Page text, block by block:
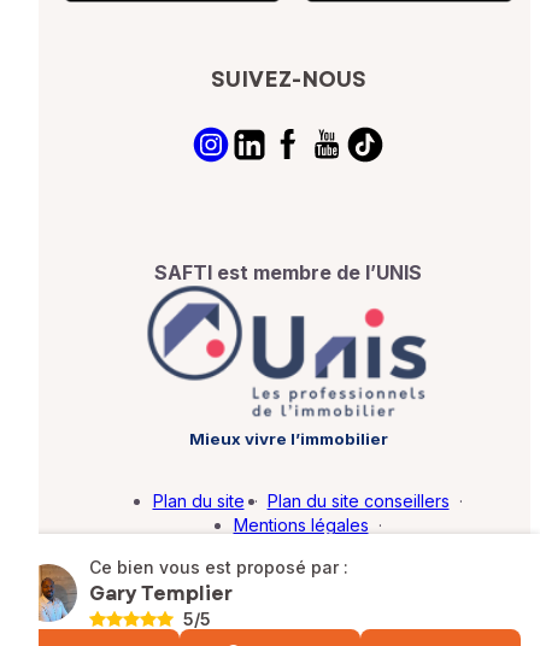
Ce bien vous est proposé par :
Gary Templier
5/5
SUIVEZ-NOUS
SAFTI est membre de l’UNIS
Mieux vivre l’immobilier
© SAFTI 2026. Tous droits réservés.
Plan du site · Plan du site conseillers ·
Mentions légales ·
Barème d'honoraires · Paramétrer mes cookies